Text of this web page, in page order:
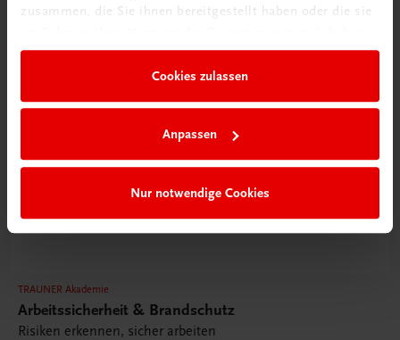
zusammen, die Sie ihnen bereitgestellt haben oder die sie
Cookies zulassen
Anpassen
Nur notwendige Cookies
TRAUNER Akademie
Arbeitssicherheit & Brandschutz
Risiken erkennen, sicher arbeiten